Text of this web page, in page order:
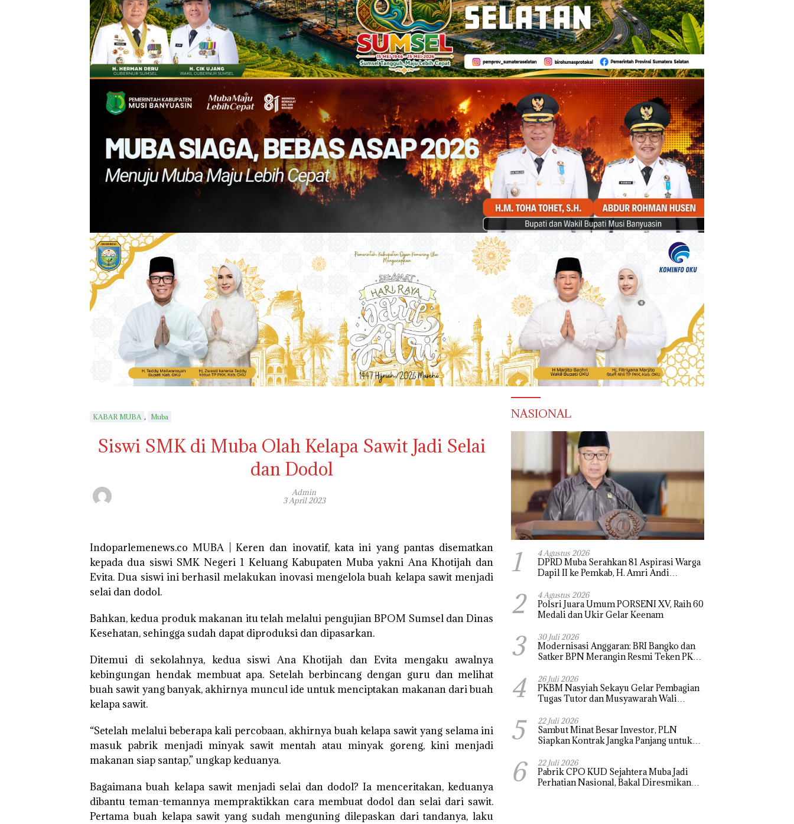
KABAR MUBA , Muba
Siswi SMK di Muba Olah Kelapa Sawit Jadi Selai
dan Dodol
Admin
3 April 2023
Indoparlemenews.co MUBA | Keren dan inovatif, kata ini yang pantas disematkan
kepada dua siswi SMK Negeri 1 Keluang Kabupaten Muba yakni Ana Khotijah dan
Evita. Dua siswi ini berhasil melakukan inovasi mengelola buah kelapa sawit menjadi
selai dan dodol.
Bahkan, kedua produk makanan itu telah melalui pengujian BPOM Sumsel dan Dinas
Kesehatan, sehingga sudah dapat diproduksi dan dipasarkan.
Ditemui di sekolahnya, kedua siswi Ana Khotijah dan Evita mengaku awalnya
kebingungan hendak membuat apa. Setelah berbincang dengan guru dan melihat
buah sawit yang banyak, akhirnya muncul ide untuk menciptakan makanan dari buah
kelapa sawit.
“Setelah melalui beberapa kali percobaan, akhirnya buah kelapa sawit yang selama ini
masuk pabrik menjadi minyak sawit mentah atau minyak goreng, kini menjadi
makanan siap santap,” ungkap keduanya.
Bagaimana buah kelapa sawit menjadi selai dan dodol? Ia menceritakan, keduanya
dibantu teman-temannya mempraktikkan cara membuat dodol dan selai dari sawit.
Pertama buah kelapa sawit yang sudah menguning dilepaskan dari tandanya, laku
NASIONAL
1 4 Agustus 2026
DPRD Muba Serahkan 81 Aspirasi Warga
Dapil II ke Pemkab, H. Amri Andi
2 4 Agustus 2026
Polsri Juara Umum PORSENI XV, Raih 60
Medali dan Ukir Gelar Keenam
3 30 Juli 2026
Modernisasi Anggaran: BRI Bangko dan
Satker BPN Merangin Resmi Teken PKS
4 26 Juli 2026
PKBM Nasyiah Sekayu Gelar Pembagian
Tugas Tutor dan Musyawarah Wali
5 22 Juli 2026
Sambut Minat Besar Investor, PLN
Siapkan Kontrak Jangka Panjang untuk
6 22 Juli 2026
Pabrik CPO KUD Sejahtera Muba Jadi
Perhatian Nasional, Bakal Diresmikan